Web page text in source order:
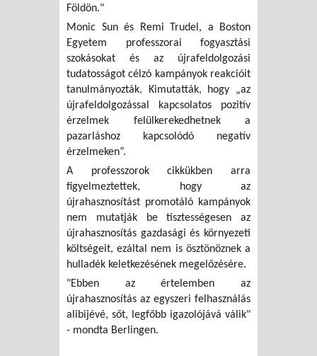
Földön."
Monic Sun és Remi Trudel, a Boston
Egyetem professzorai fogyasztási
szokásokat és az újrafeldolgozási
tudatosságot célzó kampányok reakcióit
tanulmányozták. Kimutatták, hogy „az
újrafeldolgozással kapcsolatos pozitív
érzelmek felülkerekedhetnek a
pazarláshoz kapcsolódó negatív
érzelmeken”.
A professzorok cikkükben arra
figyelmeztettek, hogy az
újrahasznosítást promotáló kampányok
nem mutatják be tisztességesen az
újrahasznosítás gazdasági és környezeti
költségeit, ezáltal nem is ösztönöznek a
hulladék keletkezésének megelőzésére.
"Ebben az értelemben az
újrahasznosítás az egyszeri felhasználás
alibijévé, sőt, legfőbb igazolójává válik"
- mondta Berlingen.